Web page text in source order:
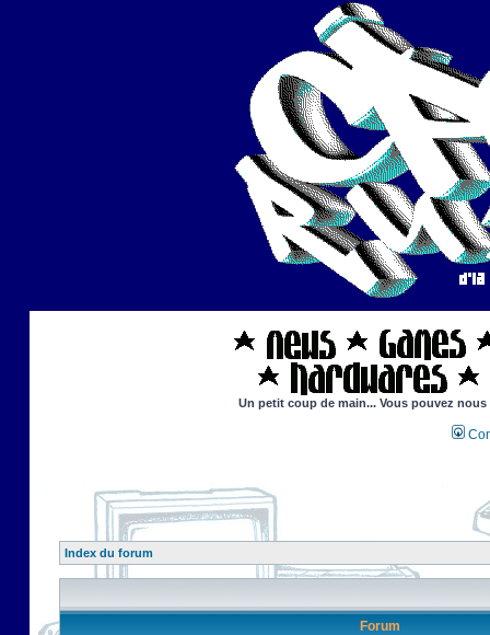
Un petit coup de main... Vous pouvez
Index du forum
Forum